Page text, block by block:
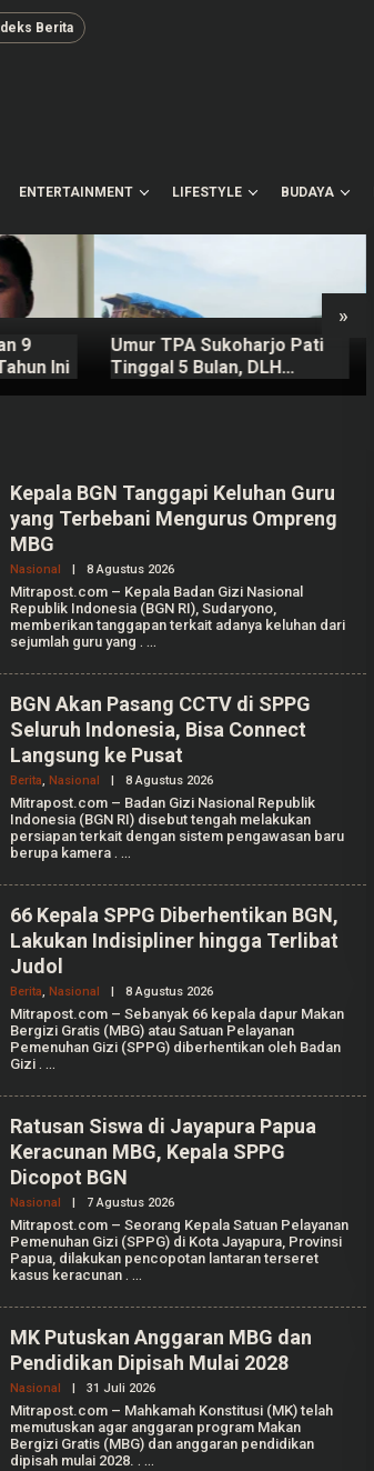
Berita
ENTERTAINMENT LIFESTYLE BUDAYA
»
9
Ini
Umur TPA Sukoharjo Pati
Tinggal 5 Bulan, DLH
Kepala BGN Tanggapi Keluhan Guru
yang Terbebani Mengurus Ompreng
MBG
Nasional 8 Agustus 2026O
L
E
H
A
I
A
N
I
S
A
P
U
T
Mitrapost.com – Kepala Badan Gizi Nasional
Republik Indonesia (BGN RI), Sudaryono,
memberikan tanggapan terkait adanya keluhan dari
sejumlah guru yang .
BGN Akan Pasang CCTV di SPPG
Seluruh Indonesia, Bisa Connect
Langsung ke Pusat
Berita, Nasional 8 Agustus 2026O
E
H
A
I
A
N
I
A
P
U
T
Mitrapost.com – Badan Gizi Nasional Republik
Indonesia (BGN RI) disebut tengah melakukan
persiapan terkait dengan sistem pengawasan baru
berupa kamera .
66 Kepala SPPG Diberhentikan BGN,
Lakukan Indisipliner hingga Terlibat
Judol
Berita, Nasional 8 Agustus 2026O
L
E
H
A
I
A
N
I
P
U
T
Mitrapost.com – Sebanyak 66 kepala dapur Makan
Bergizi Gratis (MBG) atau Satuan Pelayanan
Pemenuhan Gizi (SPPG) diberhentikan oleh Badan
Gizi .
Ratusan Siswa di Jayapura Papua
Keracunan MBG, Kepala SPPG
Dicopot BGN
Nasional 7 Agustus 2026O
E
H
A
I
A
N
I
S
P
U
Mitrapost.com – Seorang Kepala Satuan Pelayanan
Pemenuhan Gizi (SPPG) di Kota Jayapura, Provinsi
Papua, dilakukan pencopotan lantaran terseret
kasus keracunan .
MK Putuskan Anggaran MBG dan
Pendidikan Dipisah Mulai 2028
Nasional 31 Juli 2026O
L
E
H
A
Mitrapost.com – Mahkamah Konstitusi (MK) telah
memutuskan agar anggaran program Makan
Bergizi Gratis (MBG) dan anggaran pendidikan
dipisah mulai 2028. .
Gerindra Tuding Ketua Pansus ‘Ada
Main’ dengan Masyarakat Pati
Bersatu